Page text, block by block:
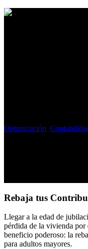
Optimización
Rebaja tus
Llegar a la edad de
pérdida de la vivienda por
beneficio poderoso: la
para adultos mayores.